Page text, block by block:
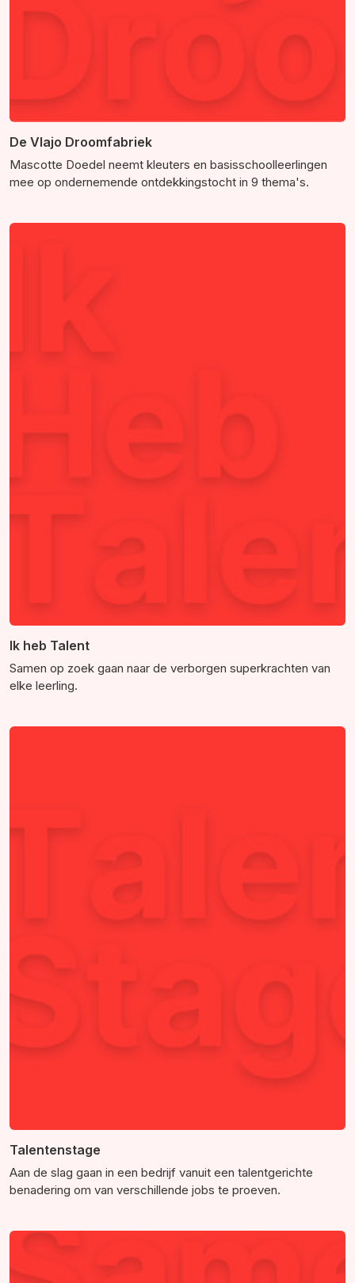
De Vlajo Droomfabriek
Mascotte Doedel neemt kleuters en basisschoolleerlingen
mee op ondernemende ontdekkingstocht in 9 thema's.
Ik heb Talent
Samen op zoek gaan naar de verborgen superkrachten van
elke leerling.
Talentenstage
Aan de slag gaan in een bedrijf vanuit een talentgerichte
benadering om van verschillende jobs te proeven.